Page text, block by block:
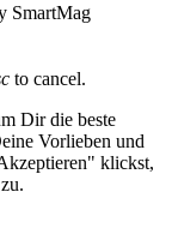
SmartMag
to cancel.
Dir die beste
Vorlieben und
klickst,